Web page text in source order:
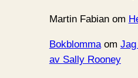
Martin Fabianom
Bokblommaom
av Sally Rooney